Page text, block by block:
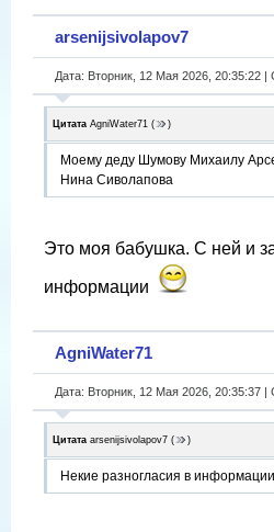
arsenijsivolapov7
Дата: Вторник, 12 Мая 2026, 20:35:22
Цитата AgniWater71 ( )
Моему деду Шумову Михаилу
Нина Сиволапова
Это моя бабушка. С ней и
информации
AgniWater71
Дата: Вторник, 12 Мая 2026, 20:35:37
Цитата arsenijsivolapov7 ( )
Некие разногласия в информации